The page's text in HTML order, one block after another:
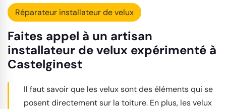
Réparateur installateur de velux
Faites appel à un artisan
installateur de velux expérimenté à
Castelginest
Il faut savoir que les velux sont des éléments qui se
posent directement sur la toiture. En plus, les velux